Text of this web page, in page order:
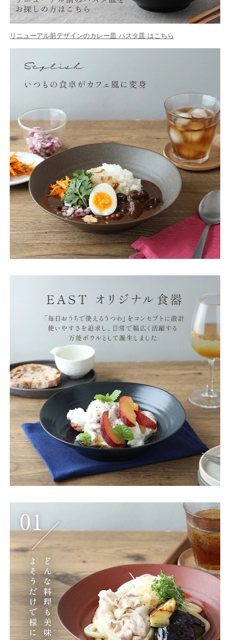
リニューアル前デザインのカレー皿 パスタ皿 はこちら